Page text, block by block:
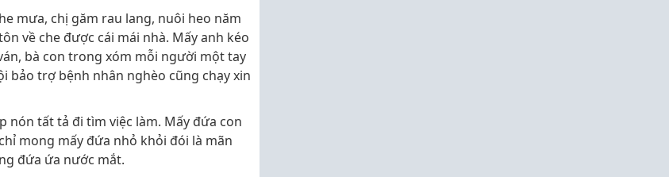
mưa, chị găm rau lang, nuôi heo năm
về che được cái mái nhà. Mấy anh kéo
bà con trong xóm mỗi người một tay
bảo trợ bệnh nhân nghèo cũng chạy xin
nón tất tả đi tìm việc làm. Mấy đứa con
mong mấy đứa nhỏ khỏi đói là mãn
đứa ứa nước mắt.